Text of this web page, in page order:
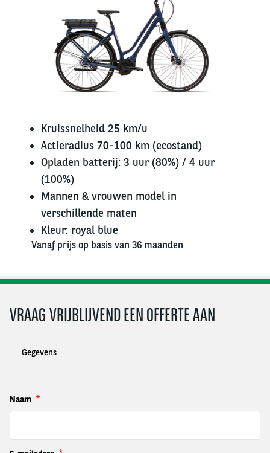
Kruissnelheid 25 km/u
Actieradius 70-100 km (ecostand)
Opladen batterij: 3 uur (80%) / 4 uur
(100%)
Mannen & vrouwen model in
verschillende maten
Kleur: royal blue
Vanaf prijs op basis van 36 maanden
VRAAG VRIJBLIJVEND EEN OFFERTE AAN
Gegevens
Naam